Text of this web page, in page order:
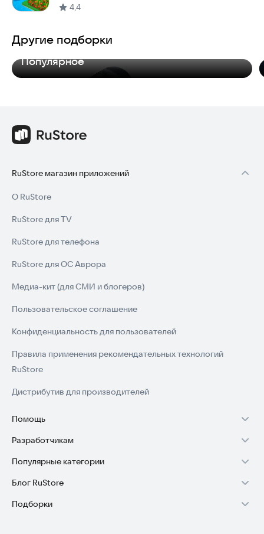
4,4
Другие подборки
Популярное
RuStore магазин приложений
О RuStore
RuStore для TV
RuStore для телефона
RuStore для ОС Аврора
Медиа-кит (для СМИ и блогеров)
Пользовательское соглашение
Конфиденциальность для пользователей
Правила применения рекомендательных технологий
RuStore
Дистрибутив для производителей
Помощь
Установка RuStore на TV
Установка RuStore на телефон
Установка RuStore в машину
Помощь пользователям RuStore
Разработчикам
Зарабатывать с RuStore
Стать разработчиком
Доступ к RuStore Консоль
Популярные категории
Игры для Android
Приложения банков
Блог RuStore
Обзоры игр для Android 2025
Подборки